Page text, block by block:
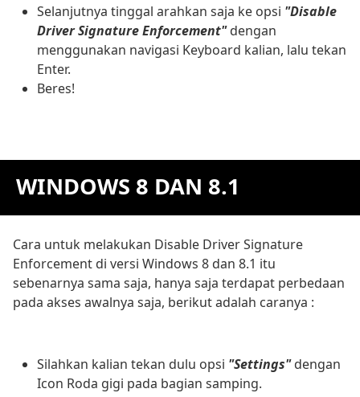
Selanjutnya tinggal arahkan saja ke opsi "Disable
Driver Signature Enforcement"dengan
menggunakan navigasi Keyboard kalian, lalu tekan
Enter.
Beres!
WINDOWS 8 DAN 8.1
Cara untuk melakukan Disable Driver Signature
Enforcement di versi Windows 8 dan 8.1 itu
sebenarnya sama saja, hanya saja terdapat perbedaan
pada akses awalnya saja, berikut adalah caranya :
Silahkan kalian tekan dulu opsi "Settings"dengan
Icon Roda gigi pada bagian samping.